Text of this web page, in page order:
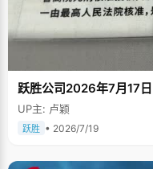
跃胜公司2026年7月17日
UP主: 卢颖
跃胜 • 2026/7/19